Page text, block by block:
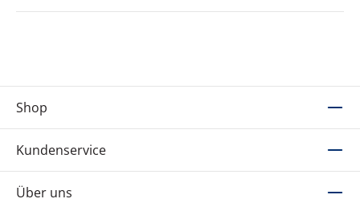
Shop
Kundenservice
Über uns